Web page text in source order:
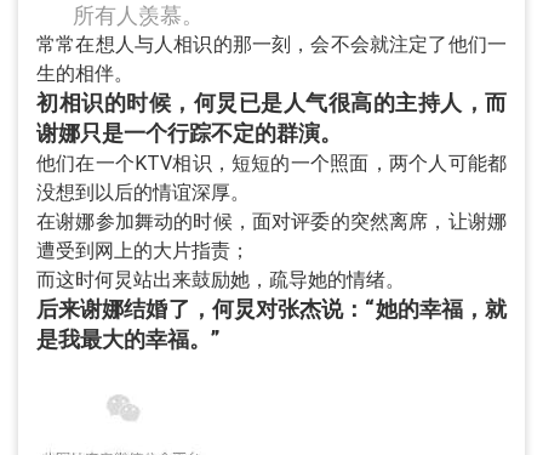
所有人羡慕。
常常在想人与人相识的那一刻，会不会就注定了他们一
生的相伴。
初相识的时候，何炅已是人气很高的主持人，而
谢娜只是一个行踪不定的群演。
他们在一个KTV相识，短短的一个照面，两个人可能都
没想到以后的情谊深厚。
在谢娜参加舞动的时候，面对评委的突然离席，让谢娜
遭受到网上的大片指责；
而这时何炅站出来鼓励她，疏导她的情绪。
后来谢娜结婚了，何炅对张杰说：“她的幸福，就
是我最大的幸福。”